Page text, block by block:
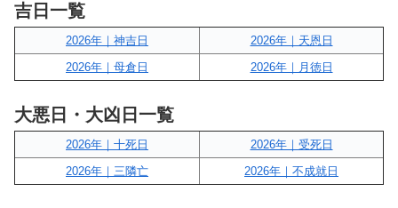
吉日一覧
2026年｜神吉日
2026年｜天恩日
2026年｜母倉日
2026年｜月徳日
大悪日・大凶日一覧
2026年｜十死日
2026年｜受死日
2026年｜三隣亡
2026年｜不成就日